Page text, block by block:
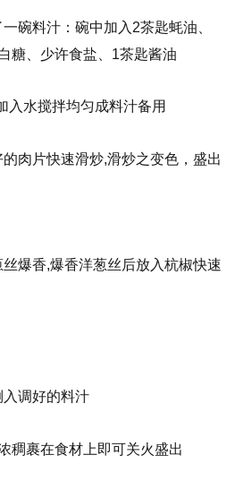
碗料汁：碗中加入2茶匙蚝油、
糖、少许食盐、1茶匙酱油
入水搅拌均匀成料汁备用
肉片快速滑炒,滑炒之变色，盛出
爆香,爆香洋葱丝后放入杭椒快速
调好的料汁
稠裹在食材上即可关火盛出